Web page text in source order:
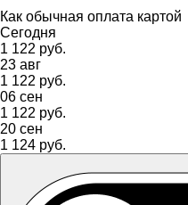
Как обычная оплата картой
Сегодня
1 122 руб.
23 авг
1 122 руб.
06 сен
1 122 руб.
20 сен
1 124 руб.